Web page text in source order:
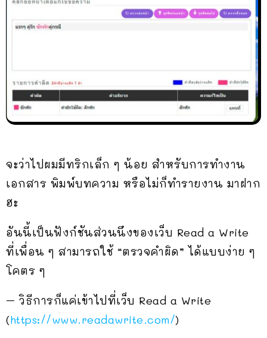
จะว่าไปผมมีทริกเล็ก ๆ น้อย สำหรับการทำงาน
เอกสาร พิมพ์บทความ หรือไม่ก็ทำรายงาน มาฝาก
ฮะ
อันนี้เป็นฟังก์ชันส่วนนึงของเว็บ Read a Write
ที่เพื่อน ๆ สามารถใช้ “ตรวจคำผิด” ได้แบบง่าย ๆ
โคตร ๆ
– วิธีการก็แค่เข้าไปที่เว็บ Read a Write
(https://www.readawrite.com/)